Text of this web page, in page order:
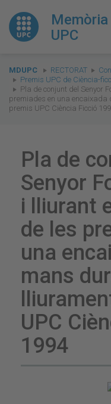
Memòria
UPC
You
are
here:
MDUPC RECTORAT
Premis UPC de Ciència-
Pla de conjunt del Senyor
premiades en una
premis UPC Ciència Ficció
Pla de
Senyor
i lliurant
de les
una
mans
UPC
1994